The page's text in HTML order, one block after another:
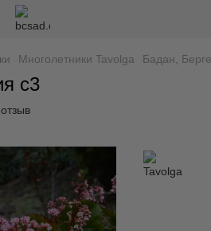
Многолетники Tavolga Бадан,
с3